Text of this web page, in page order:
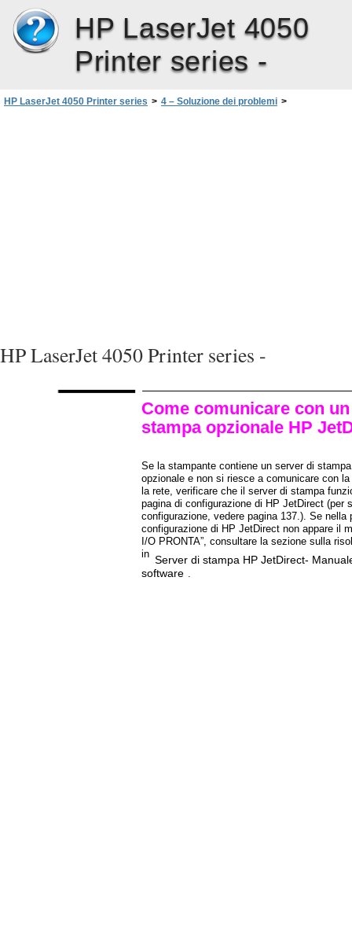
HP LaserJet 4050
Printer series -
HP LaserJet 4050 Printer series > 4 – Soluzione dei problemi >
HP LaserJet 4050 Printer series -
Come comunicare con
stampa opzionale HP
Se la stampante contiene un server di
opzionale e non si riesce a comunicare con
la rete, verificare che il server di stampa
pagina di configurazione di HP JetDirect (per
configurazione, vedere pagina 137.). Se nella
configurazione di HP JetDirect non appare il
I/O PRONTA”, consultare la sezione sulla
in Server di stampa HP JetDirect-
software .